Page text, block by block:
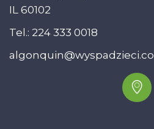
IL 60102
Tel.: 224 333 0018